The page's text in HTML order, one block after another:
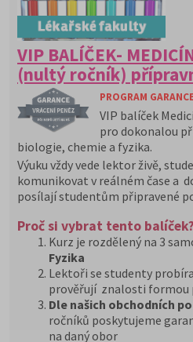
VIP BALÍČEK-
(nultý ročník)
PROGRAM
VIP balíček
pro dokonalou
biologie, chemie a fyzika.
Výuku vždy vede lektor živě,
komunikovat v reálném čase a
posílají studentům připravené
Proč si vybrat tento balíček?
Kurz je rozdělený na 3
Fyzika
Lektoři se studenty
prověřují znalosti formou
Dle našich obchodních
ročníků poskytujeme
na daný obor